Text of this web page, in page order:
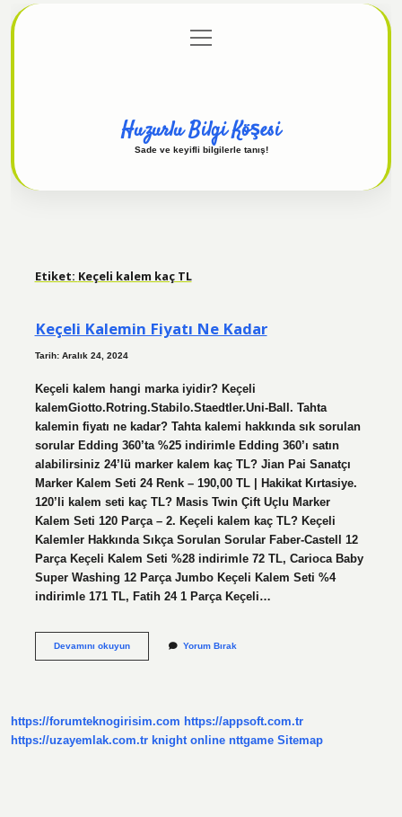
Gizlilik Politikası
menüyü
aç
Huzurlu Bilgi Köşesi
Sade ve keyifli bilgilerle tanış!
Etiket: Keçeli kalem kaç TL
Keçeli Kalemin Fiyatı Ne Kadar
Tarih: Aralık 24, 2024
Keçeli kalem hangi marka iyidir? Keçeli
kalemGiotto.Rotring.Stabilo.Staedtler.Uni-Ball. Tahta
kalemin fiyatı ne kadar? Tahta kalemi hakkında sık sorulan
sorular Edding 360’ta %25 indirimle Edding 360’ı satın
alabilirsiniz 24’lü marker kalem kaç TL? Jian Pai Sanatçı
Marker Kalem Seti 24 Renk – 190,00 TL | Hakikat Kırtasiye.
120’li kalem seti kaç TL? Masis Twin Çift Uçlu Marker
Kalem Seti 120 Parça – 2. Keçeli kalem kaç TL? Keçeli
Kalemler Hakkında Sıkça Sorulan Sorular Faber-Castell 12
Parça Keçeli Kalem Seti %28 indirimle 72 TL, Carioca Baby
Super Washing 12 Parça Jumbo Keçeli Kalem Seti %4
indirimle 171 TL, Fatih 24 1 Parça Keçeli…
Devamını okuyunKeçeli
Yorum Bırak
https://forumteknogirisim.com https://appsoft.com.tr
https://uzayemlak.com.tr knight online nttgame Sitemap